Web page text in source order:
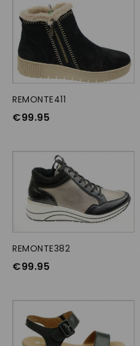
OPTIES SELECTEREN
REMONTE411
€99.95
OPTIES SELECTEREN
REMONTE382
€99.95